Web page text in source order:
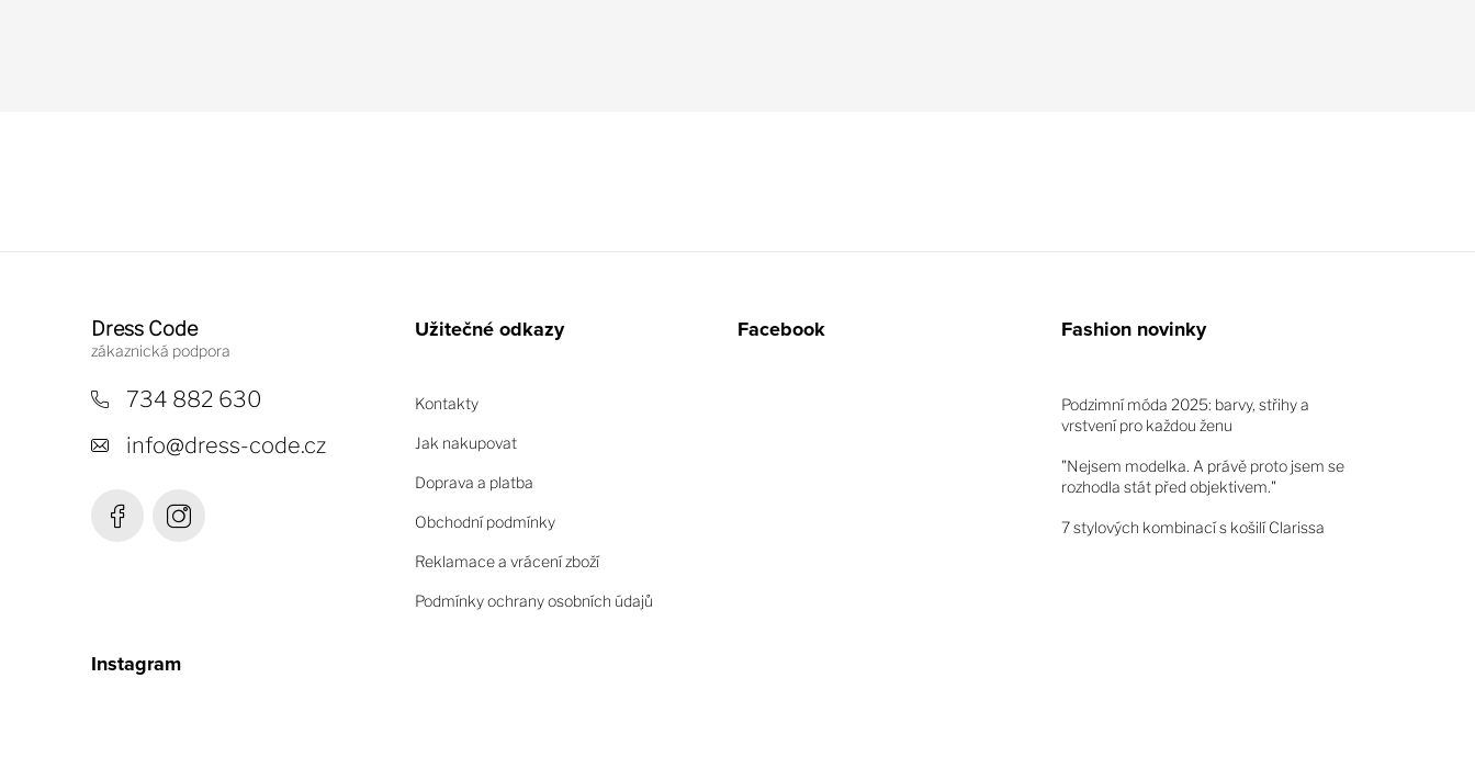
Dress Code
734 882 630
info@dress-code.cz
Užitečné odkazy
Kontakty
Jak nakupovat
Doprava a platba
Obchodní podmínky
Reklamace a vrácení zboží
Podmínky ochrany osobních údajů
Facebook Fashion novinky
Podzimní móda 2025: barvy, střihy a
vrstvení pro každou ženu
"Nejsem modelka. A právě proto jsem se
rozhodla stát před objektivem."
7 stylových kombinací s košilí Clarissa
Instagram